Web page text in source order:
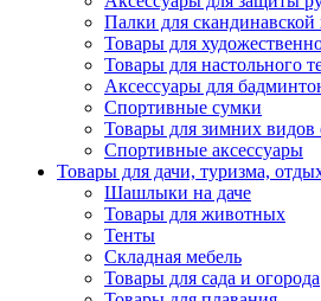
Палки для скандинавской
Товары для
Товары для настольного
Аксессуары для
Спортивные сумки
Товары для зимних видов
Спортивные аксессуары
Товары для дачи, туризма,
Шашлыки на даче
Товары для животных
Тенты
Складная мебель
Товары для сада и огорода